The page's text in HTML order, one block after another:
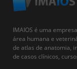
IMAIOS é uma
área humana e
de atlas de anatomia,
de casos clínicos,